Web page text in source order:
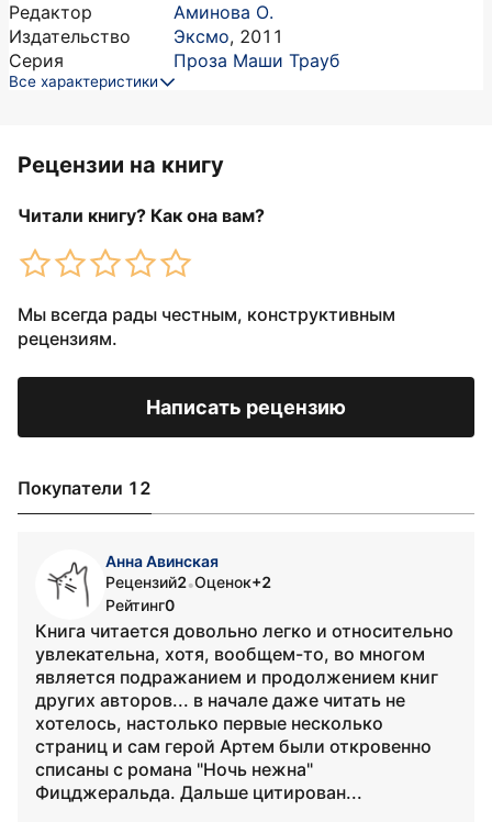
Редактор
Аминова О.
Издательство
Эксмо, 2011
Серия
Проза Маши Трауб
Все характеристики
Рецензии на книгу
Читали книгу? Как она вам?
Мы всегда рады честным, конструктивным
рецензиям.
Написать рецензию
Покупатели 12
Анна Авинская
Рецензий2•Оценок+2
Рейтинг0
Книга читается довольно легко и относительно
увлекательна, хотя, вообщем-то, во многом
является подражанием и продолжением книг
других авторов... в начале даже читать не
хотелось, настолько первые несколько
страниц и сам герой Артем были откровенно
списаны с романа "Ночь нежна"
Фицджеральда. Дальше цитирован...